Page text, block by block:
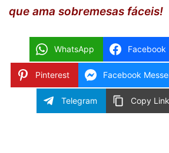
que ama sobremesas fáceis!
WhatsApp Facebook
Pinterest Facebook
Telegram Copy Link